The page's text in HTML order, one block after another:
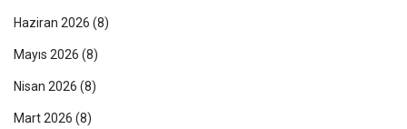
Haziran 2026 (8)
Mayıs 2026 (8)
Nisan 2026 (8)
Mart 2026 (8)